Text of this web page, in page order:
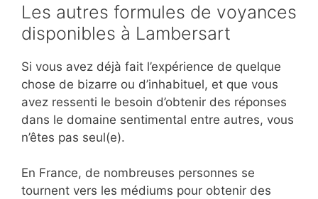
Les autres formules de voyances
disponibles à Lambersart
Si vous avez déjà fait l’expérience de quelque
chose de bizarre ou d’inhabituel, et que vous
avez ressenti le besoin d’obtenir des réponses
dans le domaine sentimental entre autres, vous
n’êtes pas seul(e).
En France, de nombreuses personnes se
tournent vers les médiums pour obtenir des